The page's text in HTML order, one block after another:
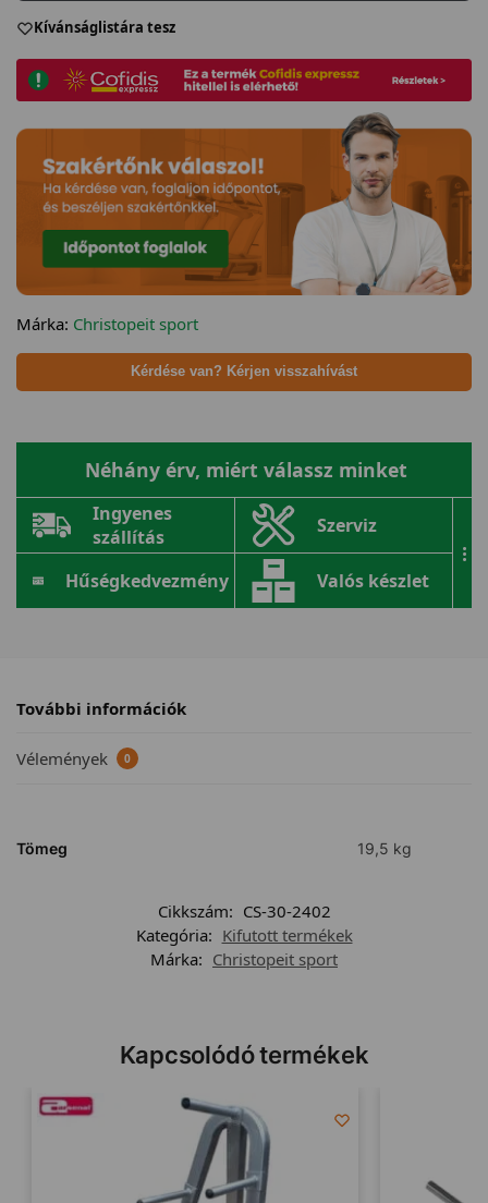
Kívánságlistára tesz
Márka: Christopeit sport
Kérdése van? Kérjen visszahívást
Néhány érv, miért válassz minket
Ingyenes
szállítás
Szerviz
Hűségkedvezmény Valós készlet
...
További információk
Vélemények 0
Tömeg 19,5 kg
Cikkszám: CS-30-2402
Kategória: Kifutott termékek
Márka: Christopeit sport
Kapcsolódó termékek